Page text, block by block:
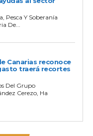
Pesca Y Soberanía
De...
Canarias reconoce
traerá recortes
Del Grupo
Cerezo, Ha